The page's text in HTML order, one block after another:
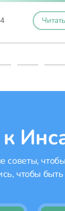
чтобы быть